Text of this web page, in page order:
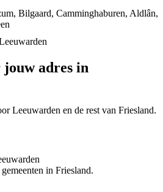
Bilgaard, Camminghaburen, Aldlân,
adres in
Leeuwarden en de rest van Friesland.
in Friesland.